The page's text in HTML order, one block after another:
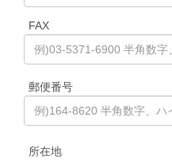
FAX
郵便番号
所在地